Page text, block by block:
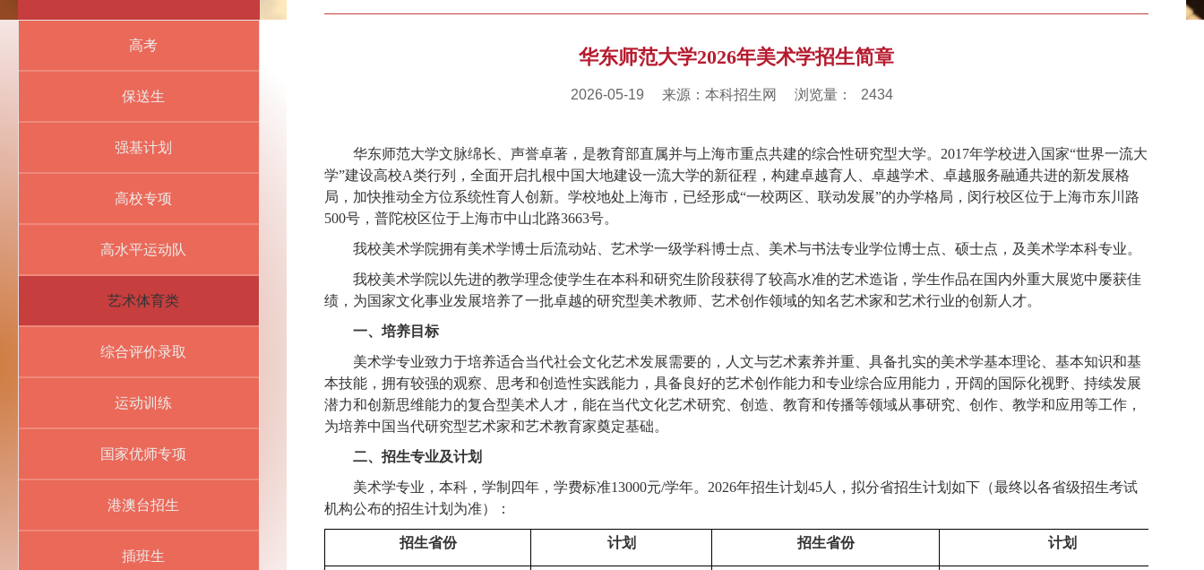
高考
保送生
强基计划
高校专项
高水平运动队
艺术体育类
综合评价录取
运动训练
国家优师专项
港澳台招生
插班生
华东师范大学2026年美术学招生简章
2026-05-19 来源：本科招生网 浏览量： 2434
华东师范大学文脉绵长、声誉卓著，是教育部直属并与上海市重点共建的综合性研究型大学。2017年学校进入国家“世界一流大
学”建设高校A类行列，全面开启扎根中国大地建设一流大学的新征程，构建卓越育人、卓越学术、卓越服务融通共进的新发展格
局，加快推动全方位系统性育人创新。学校地处上海市，已经形成“一校两区、联动发展”的办学格局，闵行校区位于上海市东川路
500号，普陀校区位于上海市中山北路3663号。
我校美术学院拥有美术学博士后流动站、艺术学一级学科博士点、美术与书法专业学位博士点、硕士点，及美术学本科专业。
我校美术学院以先进的教学理念使学生在本科和研究生阶段获得了较高水准的艺术造诣，学生作品在国内外重大展览中屡获佳
绩，为国家文化事业发展培养了一批卓越的研究型美术教师、艺术创作领域的知名艺术家和艺术行业的创新人才。
一、培养目标
美术学专业致力于培养适合当代社会文化艺术发展需要的，人文与艺术素养并重、具备扎实的美术学基本理论、基本知识和基
本技能，拥有较强的观察、思考和创造性实践能力，具备良好的艺术创作能力和专业综合应用能力，开阔的国际化视野、持续发展
潜力和创新思维能力的复合型美术人才，能在当代文化艺术研究、创造、教育和传播等领域从事研究、创作、教学和应用等工作，
为培养中国当代研究型艺术家和艺术教育家奠定基础。
二、招生专业及计划
美术学专业，本科，学制四年，学费标准13000元/学年。2026年招生计划45人，拟分省招生计划如下（最终以各省级招生考试
机构公布的招生计划为准）：
招生省份 计划 招生省份 计划